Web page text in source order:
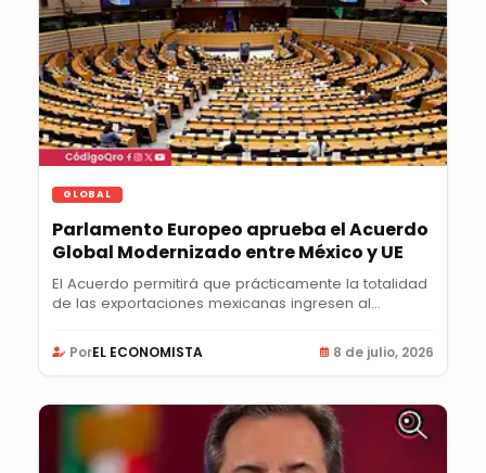
GLOBAL
Parlamento Europeo aprueba el Acuerdo
Global Modernizado entre México y UE
El Acuerdo permitirá que prácticamente la totalidad
de las exportaciones mexicanas ingresen al...
PorEL ECONOMISTA 8 de julio, 2026